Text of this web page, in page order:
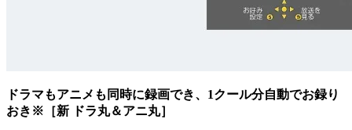
ドラマもアニメも同時に録画でき、1クール分自動でお録り
おき※［新 ドラ丸＆アニ丸］